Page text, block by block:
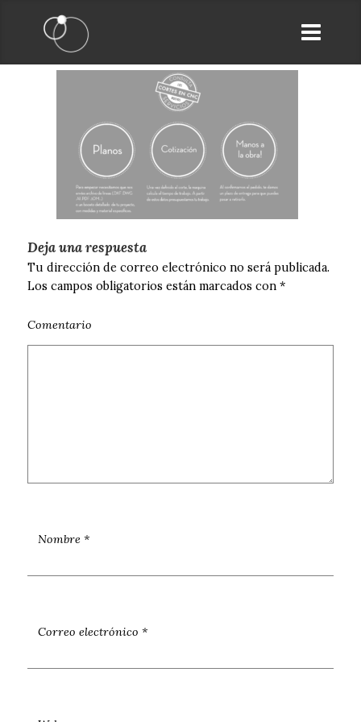
Deja una respuesta
Tu dirección de correo electrónico no será publicada.
Los campos obligatorios están marcados con*
Comentario
Nombre*
Correo electrónico*